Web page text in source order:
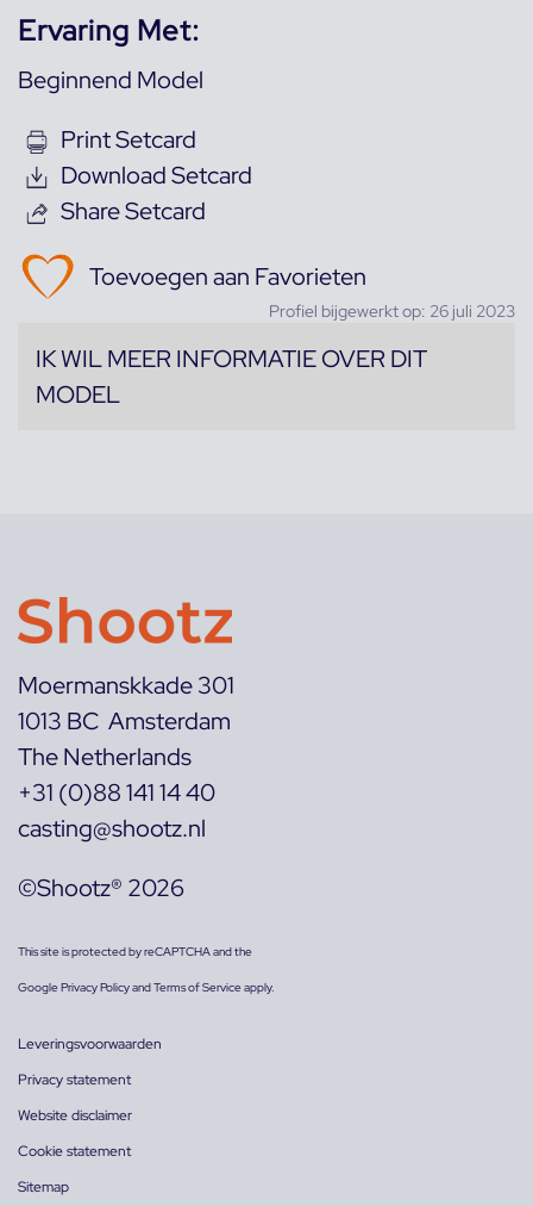
Ervaring Met:
Beginnend Model
Print Setcard
Download Setcard
Share Setcard
Toevoegen aan Favorieten
Profiel bijgewerkt op: 26 juli 2023
IK WIL MEER INFORMATIE OVER DIT
MODEL
Moermanskkade 301
1013 BC Amsterdam
The Netherlands
+31 (0)88 141 14 40
casting@shootz.nl
©Shootz® 2026
This site is protected by reCAPTCHA and the
GooglePrivacy PolicyandTerms of Serviceapply.
Leveringsvoorwaarden
Privacy statement
Website disclaimer
Cookie statement
Sitemap